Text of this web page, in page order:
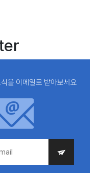
을 이메일로 받아보세요